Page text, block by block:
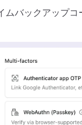
ムバックアップ